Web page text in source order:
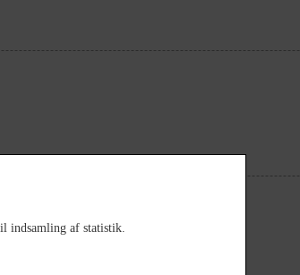
indsamling af statistik.